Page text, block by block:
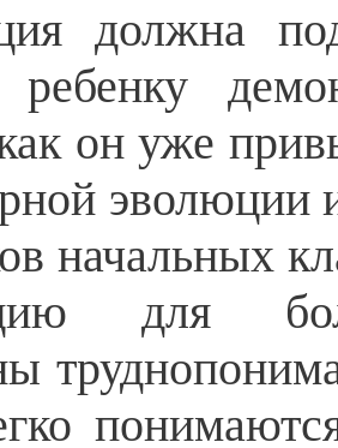
должна
ребенку
он уже
эволюции
начальных
для